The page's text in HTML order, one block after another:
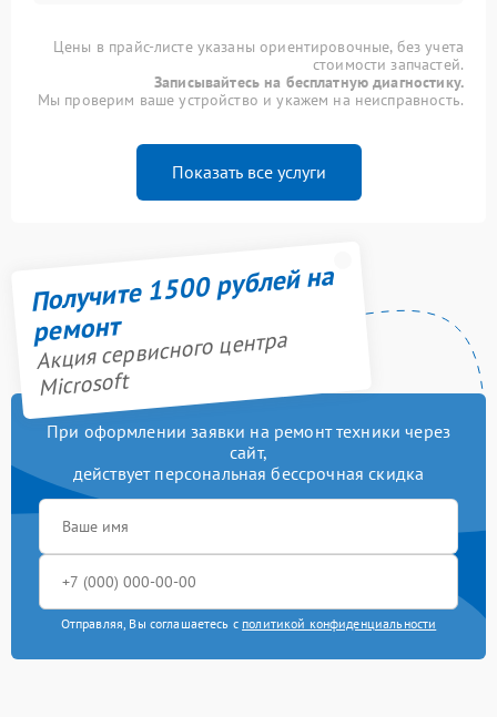
Цены в прайс-листе указаны ориентировочные, без учета
стоимости запчастей.
Записывайтесь на бесплатную диагностику.
Мы проверим ваше устройство и укажем на неисправность.
Показать все услуги
Получите 1500 рублей на
ремонт
Акция сервисного центра
Microsoft
При оформлении заявки на ремонт техники через
сайт,
действует персональная бессрочная скидка
Отправляя, Вы соглашаетесь с политикой конфиденциальности